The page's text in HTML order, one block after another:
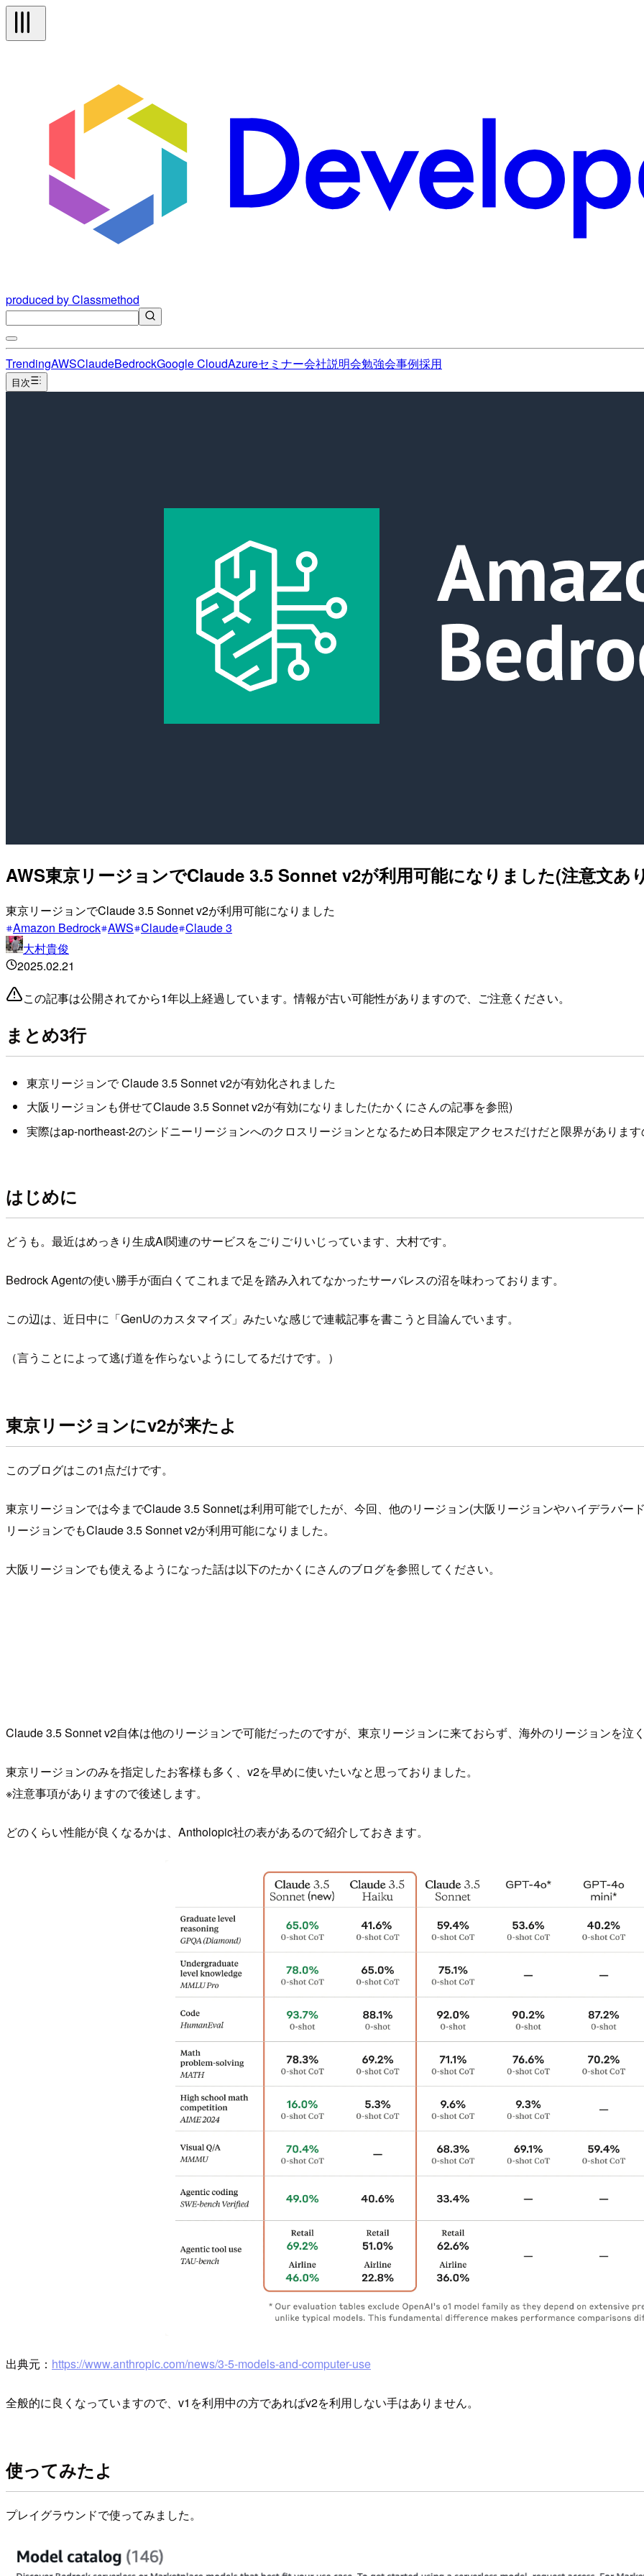
produced by Classmethod
TrendingAWSClaudeBedrockGoogle CloudAzureセミナー会社説明会勉強会事例採用
目次
AWS東京リージョンでClaude 3.5 Sonnet v2が利用可能になりました(注意文あ
東京リージョンでClaude 3.5 Sonnet v2が利用可能になりました
Amazon Bedrock AWS Claude Claude 3
大村貴俊
2025.02.21
この記事は公開されてから1年以上経過しています。情報が古い可能性がありますので、ご注意ください。
まとめ3行
東京リージョンで Claude 3.5 Sonnet v2が有効化されました
大阪リージョンも併せてClaude 3.5 Sonnet v2が有効になりました(たかくにさんの記事を参照)
実際はap-northeast-2のシドニーリージョンへのクロスリージョンとなるため日本限定アクセスだけだと限界がありま
はじめに
どうも。最近はめっきり生成AI関連のサービスをごりごりいじっています、大村です。
Bedrock Agentの使い勝手が面白くてこれまで足を踏み入れてなかったサーバレスの沼を味わっております。
この辺は、近日中に「GenUのカスタマイズ」みたいな感じで連載記事を書こうと目論んでいます。
（言うことによって逃げ道を作らないようにしてるだけです。）
東京リージョンにv2が来たよ
このブログはこの1点だけです。
東京リージョンでは今までClaude 3.5 Sonnetは利用可能でしたが、今回、他のリージョン(大阪リージョンやハイデラバ
リージョンでもClaude 3.5 Sonnet v2が利用可能になりました。
大阪リージョンでも使えるようになった話は以下のたかくにさんのブログを参照してください。
Claude 3.5 Sonnet v2自体は他のリージョンで可能だったのですが、東京リージョンに来ておらず、海外のリージョンを泣
東京リージョンのみを指定したお客様も多く、v2を早めに使いたいなと思っておりました。
※注意事項がありますので後述します。
どのくらい性能が良くなるかは、Antholopic社の表があるので紹介しておきます。
出典元： https://www.anthropic.com/news/3-5-models-and-computer-use
全般的に良くなっていますので、v1を利用中の方であればv2を利用しない手はありません。
使ってみたよ
プレイグラウンドで使ってみました。